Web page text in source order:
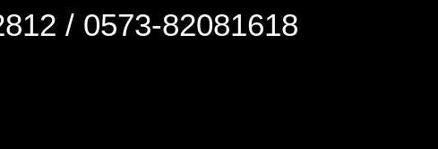
/ 0573-82081618